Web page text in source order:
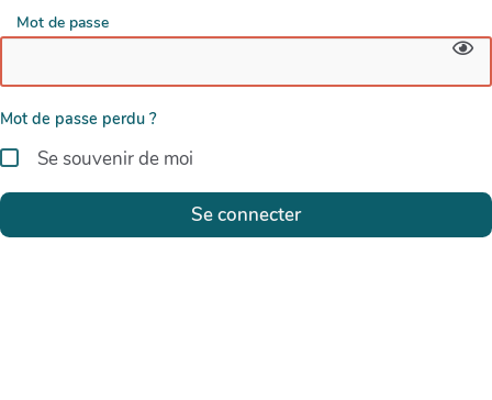
Mot de passe
Mot de passe perdu ?
Se souvenir de moi
Se connecter